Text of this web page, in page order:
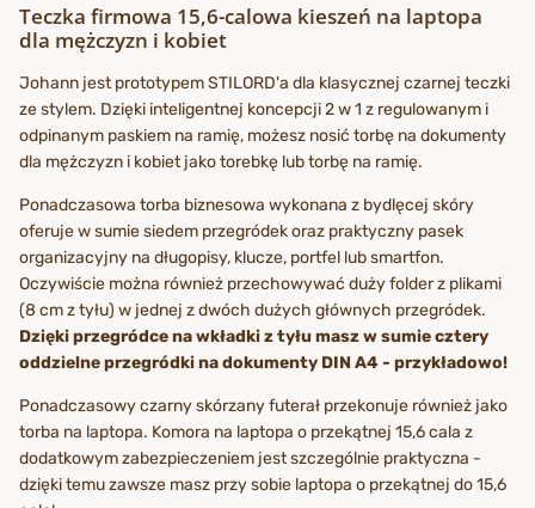
Teczka firmowa 15,6-calowa kieszeń na laptopa
dla mężczyzn i kobiet
Johann jest prototypem STILORD'a dla klasycznej czarnej teczki
ze stylem. Dzięki inteligentnej koncepcji 2 w 1 z regulowanym i
odpinanym paskiem na ramię, możesz nosić torbę na dokumenty
dla mężczyzn i kobiet jako torebkę lub torbę na ramię.
Ponadczasowa torba biznesowa wykonana z bydlęcej skóry
oferuje w sumie siedem przegródek oraz praktyczny pasek
organizacyjny na długopisy, klucze, portfel lub smartfon.
Oczywiście można również przechowywać duży folder z plikami
(8 cm z tyłu) w jednej z dwóch dużych głównych przegródek.
Dzięki przegródce na wkładki z tyłu masz w sumie cztery
oddzielne przegródki na dokumenty DIN A4 - przykładowo!
Ponadczasowy czarny skórzany futerał przekonuje również jako
torba na laptopa. Komora na laptopa o przekątnej 15,6 cala z
dodatkowym zabezpieczeniem jest szczególnie praktyczna -
dzięki temu zawsze masz przy sobie laptopa o przekątnej do 15,6